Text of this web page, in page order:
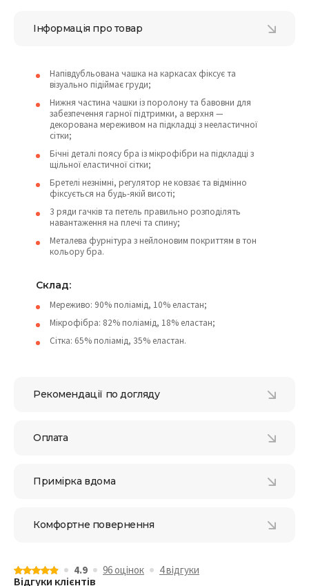
Інформація про товар
Напівдубльована чашка на каркасах фіксує та
візуально підіймає груди;
Нижня частина чашки із поролону та бавовни для
забезпечення гарної підтримки, а верхня —
декорована мереживом на підкладці з нееластичної
сітки;
Бічні деталі поясу бра із мікрофібри на підкладці з
щільної еластичної сітки;
Бретелі незнімні, регулятор не ковзає та відмінно
фіксується на будь-якій висоті;
3 ряди гачків та петель правильно розподілять
навантаження на плечі та спину;
Металева фурнітура з нейлоновим покриттям в тон
кольору бра.
Cклад:
Мереживо: 90% поліамід, 10% еластан;
Мікрофібра: 82% поліамід, 18% еластан;
Сітка: 65% поліамід, 35% еластан.
Рекомендації по догляду
Оплата
Примірка вдома
Комфортне повернення
4.9 96 оцiнок 4 відгуки
Відгуки клієнтів